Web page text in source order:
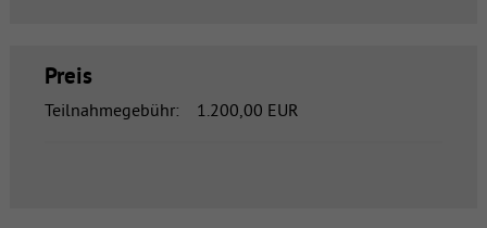
Preis
Teilnahmegebühr: 1.200,00 EUR